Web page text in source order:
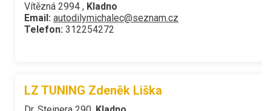
Vítězná 2994 , Kladno
Email: autodilymichalec@seznam.cz
Telefon: 312254272
LZ TUNING Zdeněk Liška